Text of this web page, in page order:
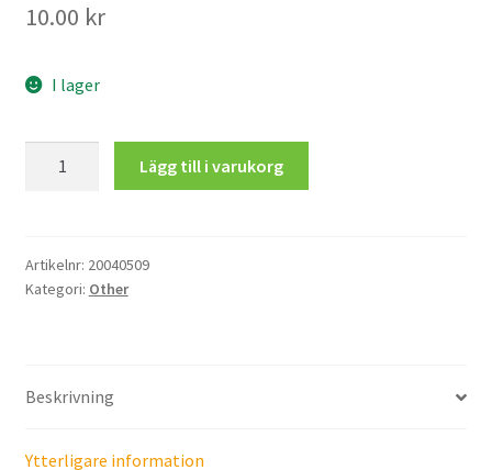
10.00 kr
I lager
my
heart,
a
mängd
Lägg till i varukorg
Artikelnr: 20040509
Kategori: Other
Beskrivning
Ytterligare information